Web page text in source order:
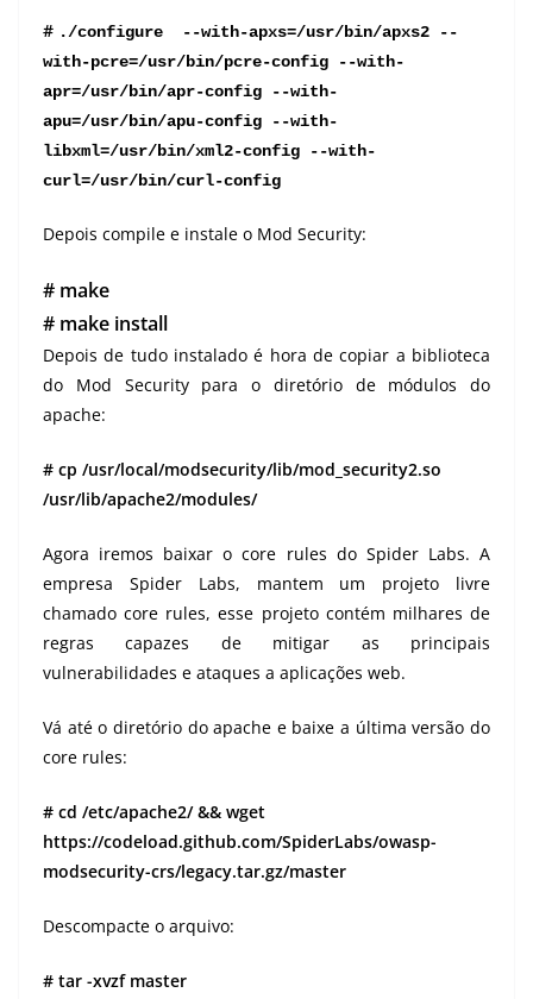
# ./configure  --with-apxs=/usr/bin/apxs2 --
with-pcre=/usr/bin/pcre-config --with-
apr=/usr/bin/apr-config --with-
apu=/usr/bin/apu-config --with-
libxml=/usr/bin/xml2-config --with-
curl=/usr/bin/curl-config
Depois compile e instale o Mod Security:
# make
# make install
Depois de tudo instalado é hora de copiar a biblioteca
do Mod Security para o diretório de módulos do
apache:
# cp /usr/local/modsecurity/lib/mod_security2.so
/usr/lib/apache2/modules/
Agora iremos baixar o core rules do Spider Labs. A
empresa Spider Labs, mantem um projeto livre
chamado core rules, esse projeto contém milhares de
regras capazes de mitigar as principais
vulnerabilidades e ataques a aplicações web.
Vá até o diretório do apache e baixe a última versão do
core rules:
# cd /etc/apache2/ && wget
https://codeload.github.com/SpiderLabs/owasp-
modsecurity-crs/legacy.tar.gz/master
Descompacte o arquivo:
# tar -xvzf master